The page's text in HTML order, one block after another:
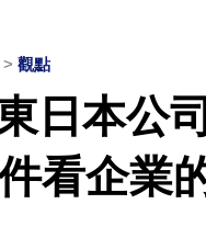
觀點
日本公
看企業